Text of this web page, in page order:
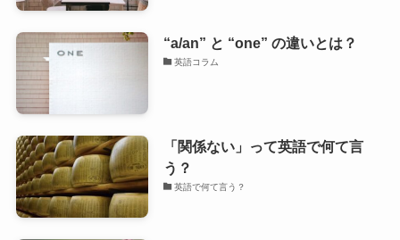
“a/an” と “one” の違いとは？
英語コラム
「関係ない」って英語で何て言
う？
英語で何て言う？